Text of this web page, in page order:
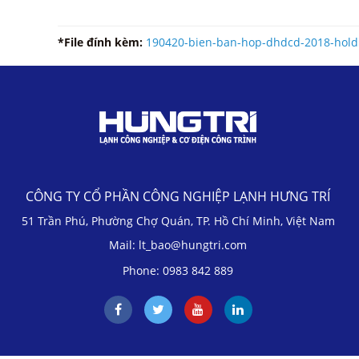
*File đính kèm: 190420-bien-ban-hop-dhdcd-2018-
CÔNG TY CỔ PHẦN CÔNG NGHIỆP LẠNH HƯNG TRÍ
51 Trần Phú, Phường Chợ Quán, TP. Hồ Chí Minh, Việt Nam
Mail: lt_bao@hungtri.com
Phone: 0983 842 889